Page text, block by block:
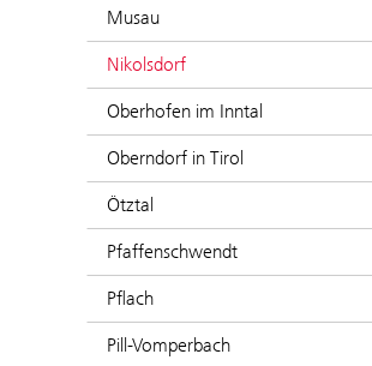
Musau
Nikolsdorf
Oberhofen im Inntal
Oberndorf in Tirol
Ötztal
Pfaffenschwendt
Pflach
Pill-Vomperbach